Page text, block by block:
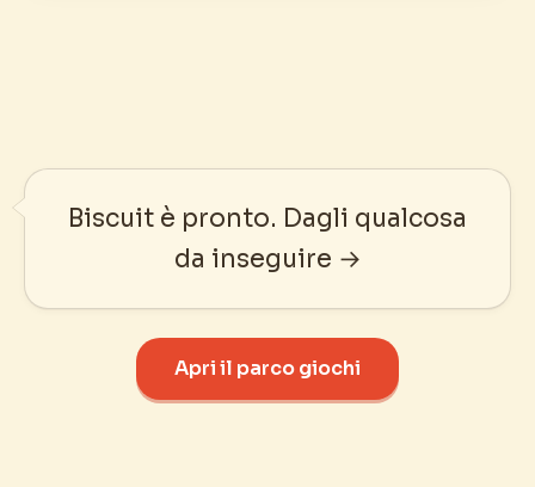
Biscuit è pronto. Dagli qualcosa
da inseguire →
Apri il parco giochi